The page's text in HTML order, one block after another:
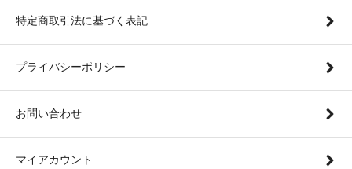
特定商取引法に基づく表記
プライバシーポリシー
お問い合わせ
マイアカウント